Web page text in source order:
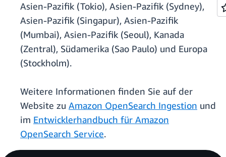
Asien-Pazifik (Tokio), Asien-Pazifik (Sydney),
Asien-Pazifik (Singapur), Asien-Pazifik
(Mumbai), Asien-Pazifik (Seoul), Kanada
(Zentral), Südamerika (Sao Paulo) und Europa
(Stockholm).
Weitere Informationen finden Sie auf der
Website zu Amazon OpenSearch Ingestion und
im Entwicklerhandbuch für Amazon
OpenSearch Service.